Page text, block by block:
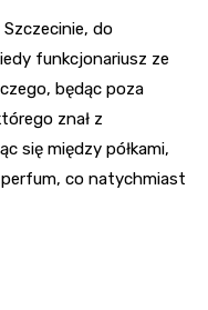
do
funkcjonariusz ze
będąc poza
znał z
się między półkami,
perfum, co natychmiast